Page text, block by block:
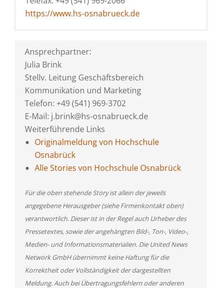
https://www.hs-osnabrueck.de
Ansprechpartner:
Julia Brink
Stellv. Leitung Geschäftsbereich
Kommunikation und Marketing
Telefon: +49 (541) 969-3702
E-Mail: j.brink@hs-osnabrueck.de
Weiterführende Links
Originalmeldung von Hochschule
Osnabrück
Alle Stories von Hochschule Osnabrück
Für die oben stehende Story ist allein der jeweils
angegebene Herausgeber (siehe Firmenkontakt oben)
verantwortlich. Dieser ist in der Regel auch Urheber des
Pressetextes, sowie der angehängten Bild-, Ton-, Video-,
Medien- und Informationsmaterialien. Die United News
Network GmbH übernimmt keine Haftung für die
Korrektheit oder Vollständigkeit der dargestellten
Meldung. Auch bei Übertragungsfehlern oder anderen